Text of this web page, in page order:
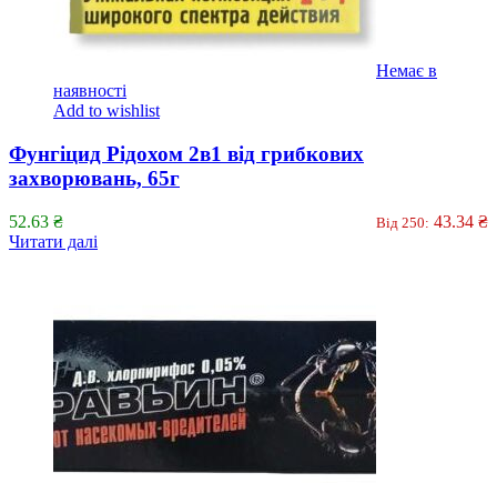
Немає в
наявності
Add to wishlist
Фунгіцид Рідохом 2в1 від грибкових
захворювань, 65г
52.63 ₴ Від 250: 43.34 ₴
Читати далі